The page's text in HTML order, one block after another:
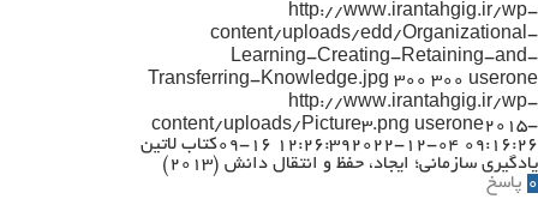
http://www.irantahgig.ir/wp-
content/uploads/edd/Organizational-
Learning-Creating-Retaining-and-
Transferring-Knowledge.jpg 300 300 userone
http://www.irantahgig.ir/wp-
content/uploads/Picture3.png userone2015-
09-16 12:26:392022-12-04 09:16:26
کتاب لاتین
یادگیری سازمانی؛ ایجاد، حفظ و انتقال دانش (۲۰۱۳)
0 پاسخ